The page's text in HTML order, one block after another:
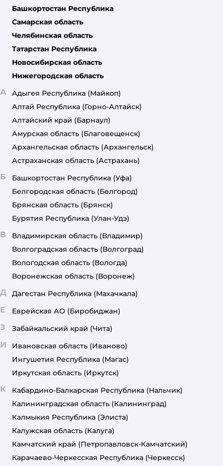
Башкортостан Республика
Самарская область
Челябинская область
Татарстан Республика
Новосибирская область
Нижегородская область
А Адыгея Республика (Майкоп)
Алтай Республика (Горно-Алтайск)
Алтайский край (Барнаул)
Амурская область (Благовещенск)
Архангельская область (Архангельск)
Астраханская область (Астрахань)
Б Башкортостан Республика (Уфа)
Белгородская область (Белгород)
Брянская область (Брянск)
Бурятия Республика (Улан-Удэ)
В Владимирская область (Владимир)
Волгоградская область (Волгоград)
Вологодская область (Вологда)
Воронежская область (Воронеж)
Д Дагестан Республика (Махачкала)
Е Еврейская АО (Биробиджан)
З Забайкальский край (Чита)
И Ивановская область (Иваново)
Ингушетия Республика (Магас)
Иркутская область (Иркутск)
К Кабардино-Балкарская Республика (Нальчик)
Калининградская область (Калининград)
Калмыкия Республика (Элиста)
Калужская область (Калуга)
Камчатский край (Петропавловск-Камчатский)
Карачаево-Черкесская Республика (Черкесск)